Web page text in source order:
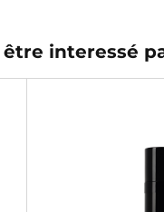
interessé